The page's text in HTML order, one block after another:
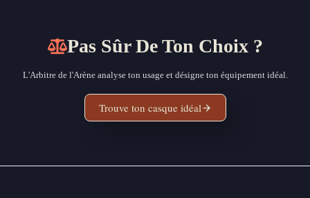
Pas Sûr De Ton Choix ?
L'Arbitre de l'Arène analyse ton usage et désigne ton équipement idéal.
Trouve ton casque idéal